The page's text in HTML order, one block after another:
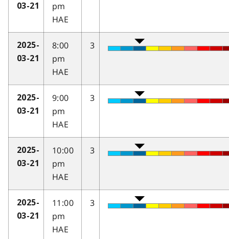
03-21
pm
HAE
2025-
03-21
8:00
pm
HAE
3
2025-
03-21
9:00
pm
HAE
3
2025-
03-21
10:00
pm
HAE
3
2025-
03-21
11:00
pm
HAE
3